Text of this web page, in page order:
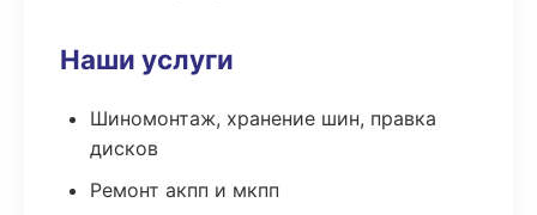
Наши услуги
Шиномонтаж, хранение шин, правка
дисков
Ремонт акпп и мкпп